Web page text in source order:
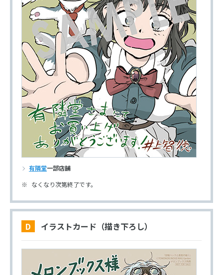
有隣堂一部店舗
なくなり次第終了です。
D イラストカード（描き下ろし）